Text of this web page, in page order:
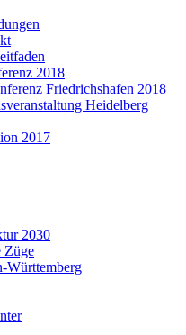
2018
Friedrichshafen 2018
Heidelberg
2017
2030
Züge
Württemberg